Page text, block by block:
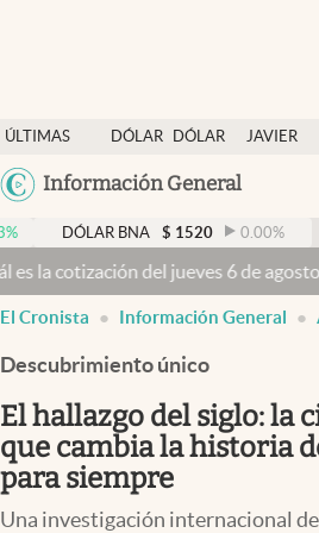
ÚLTIMAS
NOTICIAS
DÓLAR
DÓLAR
JAVIER
Información General
Dólar
Members
Economía y Política
Finanzas y Mercados
Mercados Online
Negocios
Columnistas
Otras secciones
BNA $ 1520 0.00%
6 de agosto minuto a minuto
El Cronista Información General
Descubrimiento único
El hallazgo del siglo: la
que cambia la historia
para siempre
Una investigación internacional